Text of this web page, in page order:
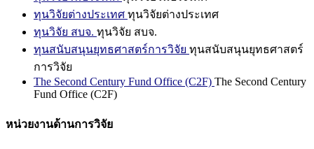
ทุนวิจัยต่างประเทศ ทุนวิจัยต่างประเทศ
ทุนวิจัย สบจ. ทุนวิจัย สบจ.
ทุนสนับสนุนยุทธศาสตร์การวิจัย ทุนสนับสนุนยุทธศาสตร์
การวิจัย
The Second Century Fund Office (C2F) The Second Century
Fund Office (C2F)
หน่วยงานด้านการวิจัย